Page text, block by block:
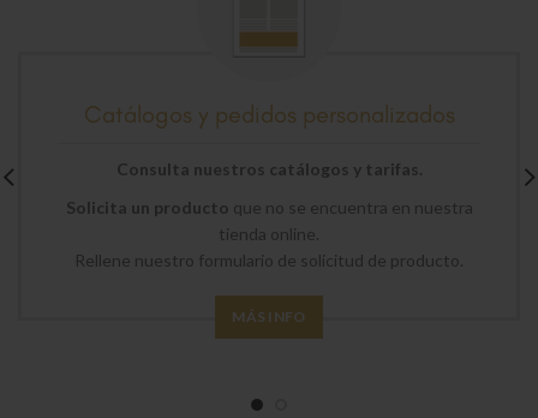
Catálogos y pedidos personalizados
Consulta nuestros catálogos y tarifas.
Solicita un producto que no se encuentra en nuestra
tienda online.
Rellene nuestro formulario de solicitud de producto.
MÁS INFO